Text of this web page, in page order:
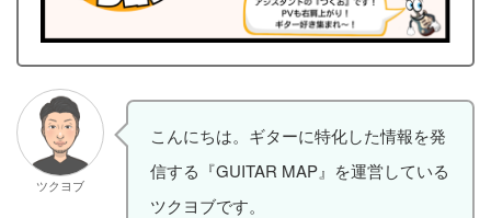
ツクヨブ
こんにちは。ギターに特化した情報を発
信する『GUITAR MAP』を運営している
ツクヨブです。